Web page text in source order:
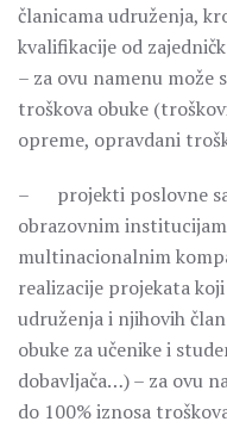
članicama udruženja,
kvalifikacije od
– za ovu namenu može
troškova obuke
opreme, opravdani
– projekti poslovne
obrazovnim
multinacionalnim
realizacije projekata
udruženja i njihovih
obuke za učenike i
dobavljača…) – za ovu
do 100% iznosa